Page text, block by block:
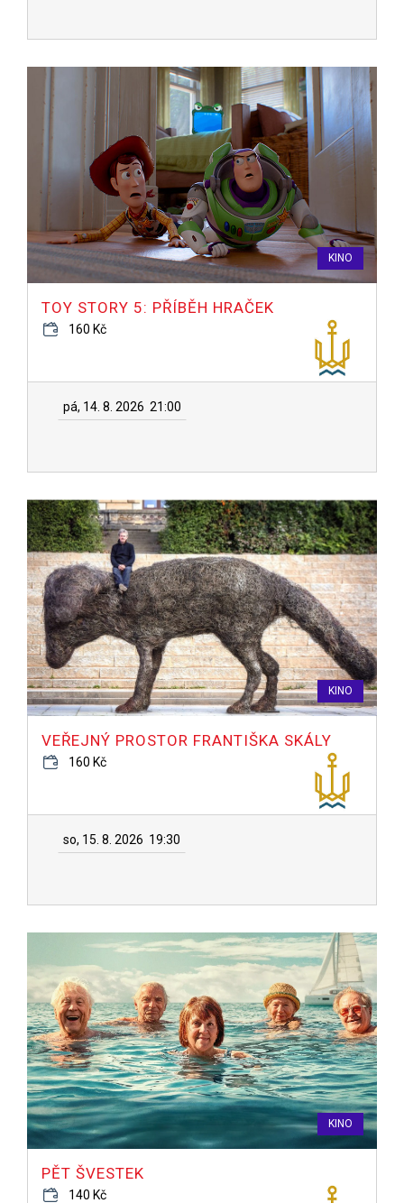
KINO
TOY STORY 5: PŘÍBĚH HRAČEK
160 Kč
pá, 14. 8. 2026 21:00
KINO
VEŘEJNÝ PROSTOR FRANTIŠKA SKÁLY
160 Kč
so, 15. 8. 2026 19:30
KINO
PĚT ŠVESTEK
140 Kč